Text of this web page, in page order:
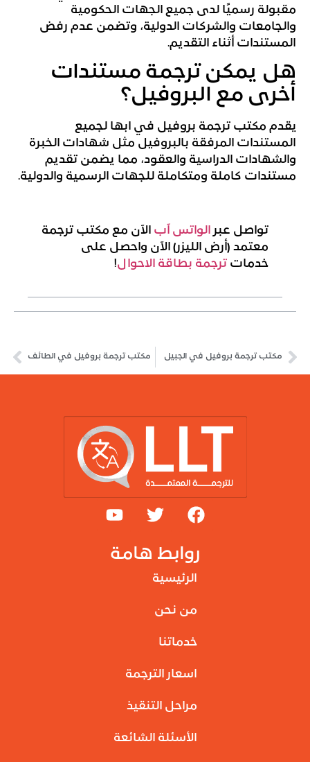
مقبولة رسميًا لدى جميع الجهات الحكومية
والجامعات والشركات الدولية، وتضمن عدم رفض
المستندات أثناء التقديم.
هل يمكن ترجمة مستندات
أخرى مع البروفيل؟
يقدم مكتب ترجمة بروفيل في ابها لجميع
المستندات المرفقة بالبروفيل مثل شهادات الخبرة
والشهادات الدراسية والعقود، مما يضمن تقديم
مستندات كاملة ومتكاملة للجهات الرسمية والدولية.
تواصل عبر الواتس آب الآن مع مكتب ترجمة
معتمد (أرض الليزر) الآن واحصل على
خدمات ترجمة بطاقة الاحوال!
مكتب ترجمة بروفيل في الجبيل مكتب ترجمة بروفيل في الطائف
روابط هامة
الرئيسية
من نحن
خدماتنا
اسعار الترجمة
مراحل التنقيذ
الأسئلة الشائعة